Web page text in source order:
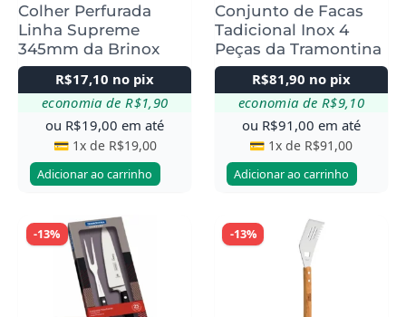
Colher Perfurada
Linha Supreme
345mm da Brinox
R$17,10 no pix
economia de R$1,90
ou R$19,00 em até
💳 1x de R$19,00
Adicionar ao carrinho
Conjunto de Facas
Tadicional Inox 4
Peças da Tramontina
R$81,90 no pix
economia de R$9,10
ou R$91,00 em até
💳 1x de R$91,00
Adicionar ao carrinho
-13% -13%